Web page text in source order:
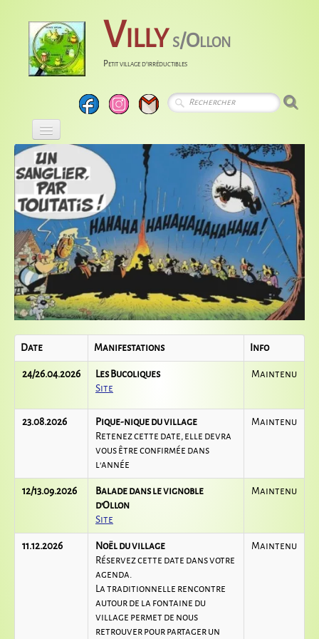
Villy s/Ollon
Petit village d'irréductibles
Accueil
Calendrier
Albums
Entreprises
Histoire
Liens
Date Manifestations Info
24/26.04.2026
Les Bucoliques
Site
Maintenu
23.08.2026
Pique-nique du village
Retenez cette date, elle devra
vous être confirmée dans
l'année
Maintenu
12/13.09.2026
Balade dans le vignoble
d'Ollon
Site
Maintenu
11.12.2026
Noël du village
Réservez cette date dans votre
agenda.
La traditionnelle rencontre
autour de la fontaine du
village permet de nous
retrouver pour partager un
Maintenu